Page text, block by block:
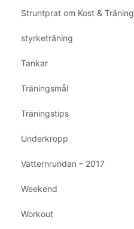
Struntprat om Kost & Träning
styrketräning
Tankar
Träningsmål
Träningstips
Underkropp
Vätternrundan – 2017
Weekend
Workout